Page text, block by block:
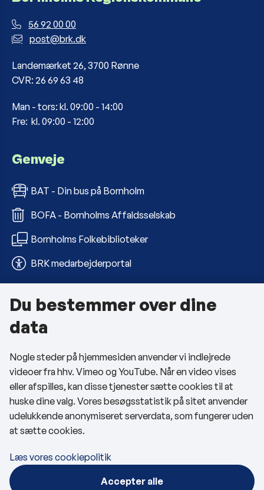
56 92 00 00
post@brk.dk
Landemærket 26, 3700 Rønne
CVR: 26 69 63 48
Man - tors: kl. 09:00 - 14:00
Fre: kl. 09:00 - 12:00
Genveje
BAT - Din bus på Bornholm
BOFA - Bornholms Affaldsselskab
Bornholms Folkebiblioteker
BRK medarbejderportal
Om kommunen
Kontakt os
Telefon- og åbningstider
Tilgængelighedserklæring
Privatlivspolitik
Cookies
Følg os
Du bestemmer over dine
data
Nogle steder på hjemmesiden anvender vi indlejrede
videoer fra hhv. Vimeo og YouTube. Når en video vises
eller afspilles, kan disse tjenester sætte cookies til at
huske dine valg. Vores besøgsstatistik på sitet anvender
udelukkende anonymiseret serverdata, som fungerer uden
at sætte cookies.
Læs vores cookiepolitik
Accepter alle